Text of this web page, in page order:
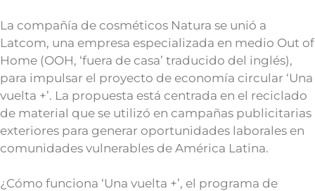
La compañía de cosméticos Natura se unió a
Latcom, una empresa especializada en medio Out of
Home (OOH, ‘fuera de casa’ traducido del inglés),
para impulsar el proyecto de economía circular ‘Una
vuelta +’. La propuesta está centrada en el reciclado
de material que se utilizó en campañas publicitarias
exteriores para generar oportunidades laborales en
comunidades vulnerables de América Latina.
¿Cómo funciona ‘Una vuelta +’, el programa de